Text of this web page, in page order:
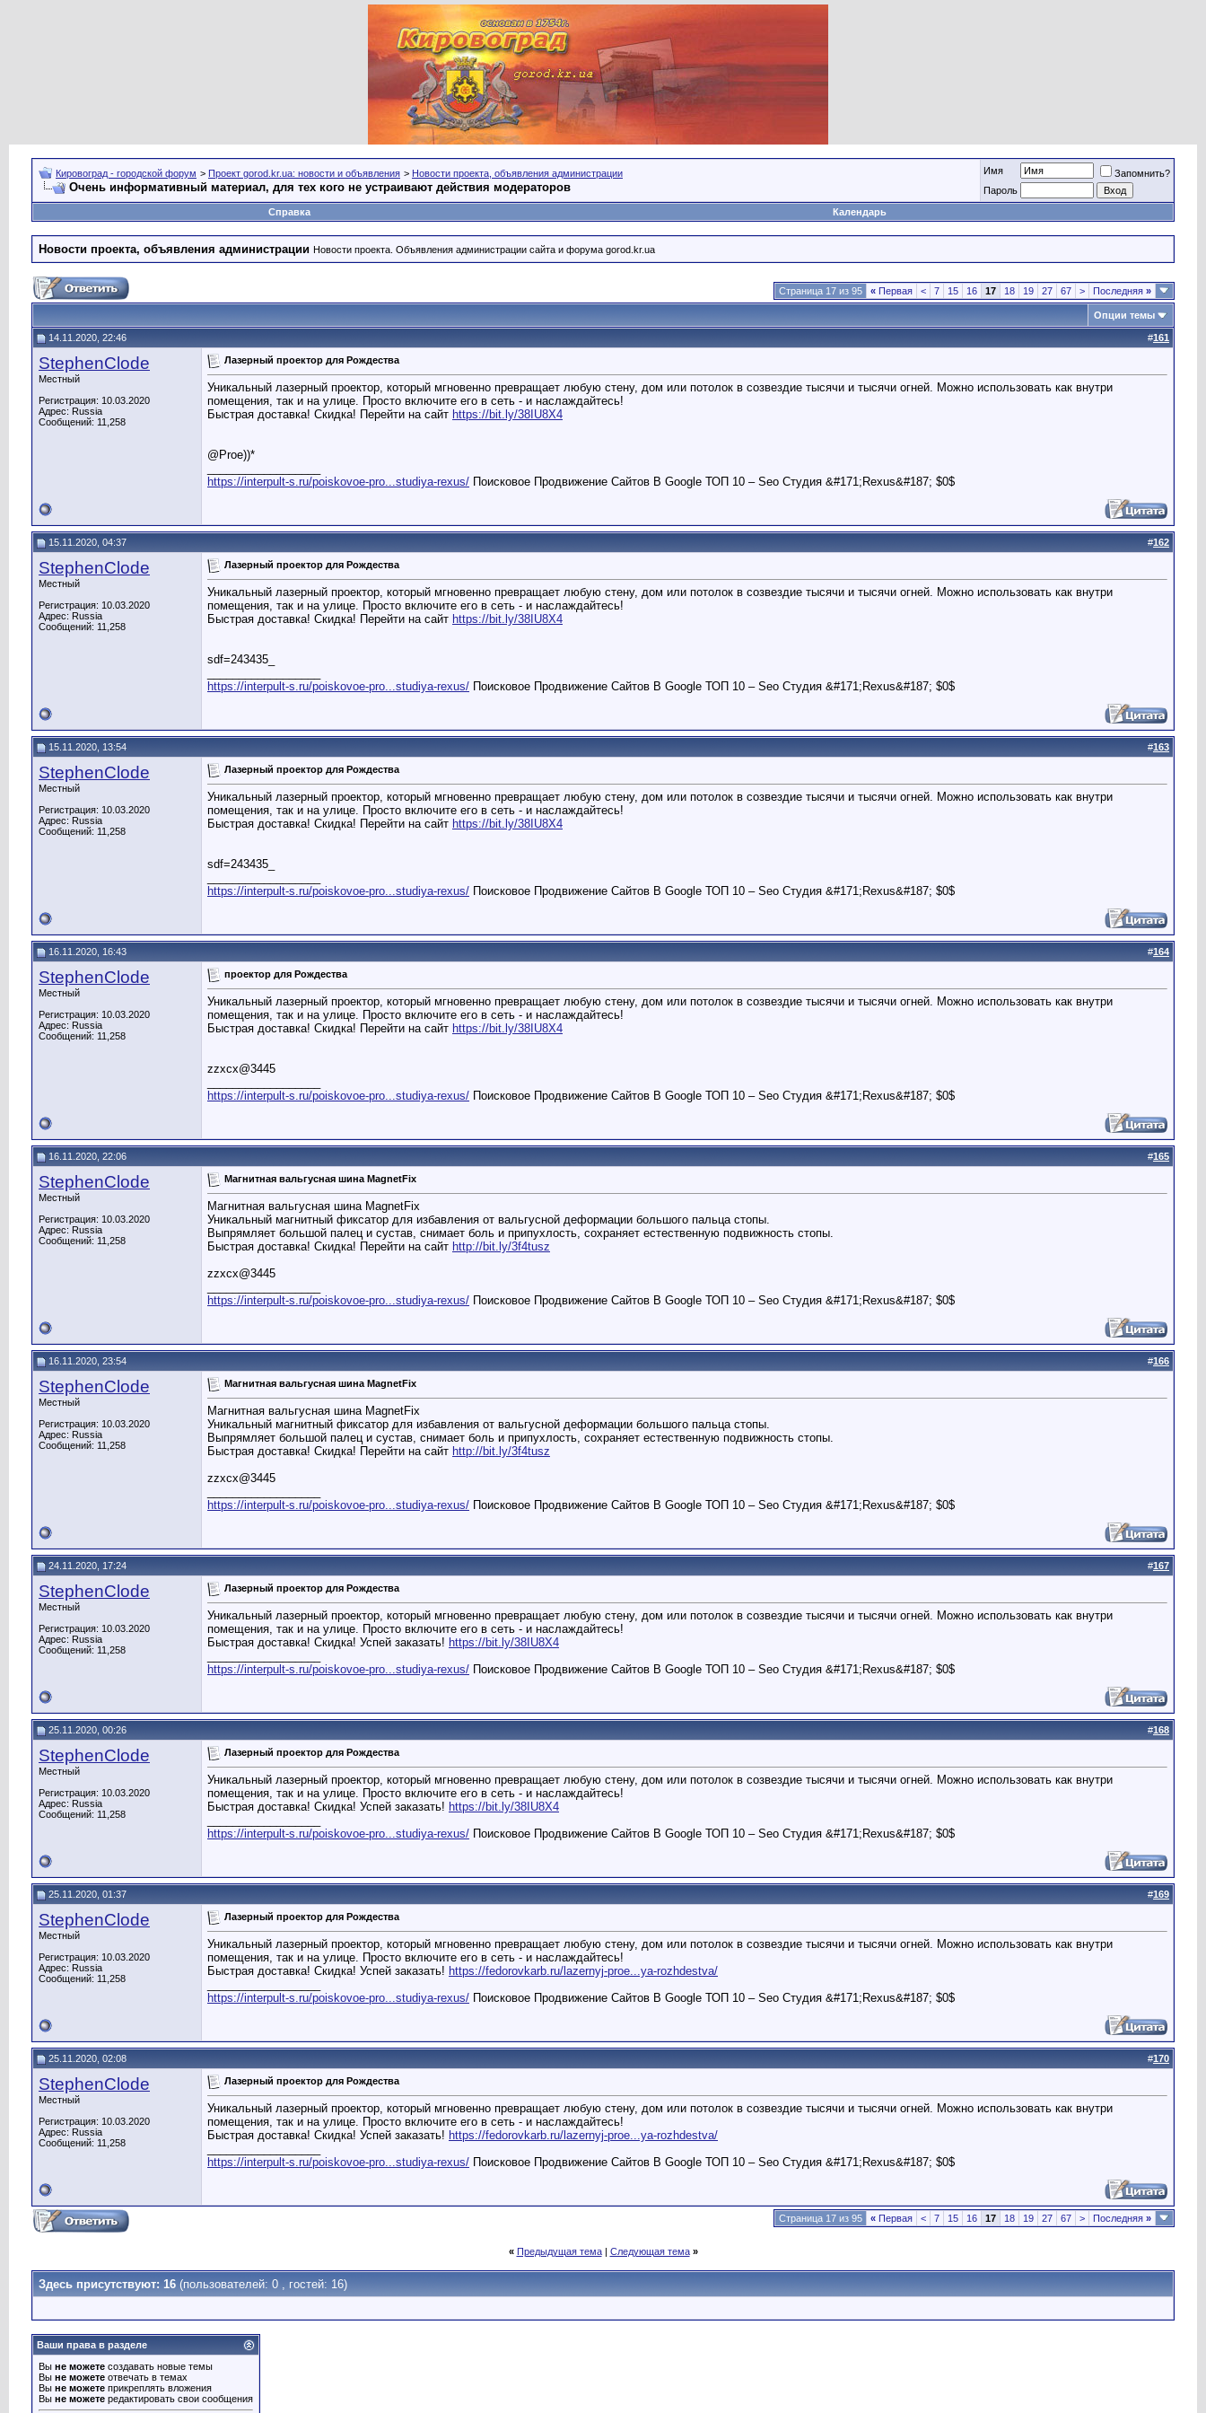
Кировоград - городской форум > Проект gorod.kr.ua: новости и объявления > Новости проекта, объявления администрации
Очень информативный материал, для тех кого не устраивают действия модераторов
Имя
Запомнить?
Пароль
Справка
Календарь
Новости проекта, объявления администрации Новости проекта. Объявления администрации сайта и форума gorod.kr.ua
Страница 17 из 95 « Первая < 7 15 16 17 18 19 27 67 > Последняя »
Опции темы
14.11.2020, 22:46 #161
StephenClode
Местный
Регистрация: 10.03.2020
Адрес: Russia
Сообщений: 11,258
Лазерный проектор для Рождества
Уникальный лазерный проектор, который мгновенно превращает любую стену, дом или потолок в созвездие тысячи и тысячи огней. Можно использовать как внутри
помещения, так и на улице. Просто включите его в сеть - и наслаждайтесь!
Быстрая доставка! Скидка! Перейти на сайт https://bit.ly/38IU8X4
@Proe))*
https://interpult-s.ru/poiskovoe-pro...studiya-rexus/ Поисковое Продвижение Сайтов В Google ТОП 10 – Seo Студия &#171;Rexus&#187; $0$
15.11.2020, 04:37 #162
StephenClode
Местный
Регистрация: 10.03.2020
Адрес: Russia
Сообщений: 11,258
Лазерный проектор для Рождества
Уникальный лазерный проектор, который мгновенно превращает любую стену, дом или потолок в созвездие тысячи и тысячи огней. Можно использовать как внутри
помещения, так и на улице. Просто включите его в сеть - и наслаждайтесь!
Быстрая доставка! Скидка! Перейти на сайт https://bit.ly/38IU8X4
sdf=243435_
https://interpult-s.ru/poiskovoe-pro...studiya-rexus/ Поисковое Продвижение Сайтов В Google ТОП 10 – Seo Студия &#171;Rexus&#187; $0$
15.11.2020, 13:54 #163
StephenClode
Местный
Регистрация: 10.03.2020
Адрес: Russia
Сообщений: 11,258
Лазерный проектор для Рождества
Уникальный лазерный проектор, который мгновенно превращает любую стену, дом или потолок в созвездие тысячи и тысячи огней. Можно использовать как внутри
помещения, так и на улице. Просто включите его в сеть - и наслаждайтесь!
Быстрая доставка! Скидка! Перейти на сайт https://bit.ly/38IU8X4
sdf=243435_
https://interpult-s.ru/poiskovoe-pro...studiya-rexus/ Поисковое Продвижение Сайтов В Google ТОП 10 – Seo Студия &#171;Rexus&#187; $0$
16.11.2020, 16:43 #164
StephenClode
Местный
Регистрация: 10.03.2020
Адрес: Russia
Сообщений: 11,258
проектор для Рождества
Уникальный лазерный проектор, который мгновенно превращает любую стену, дом или потолок в созвездие тысячи и тысячи огней. Можно использовать как внутри
помещения, так и на улице. Просто включите его в сеть - и наслаждайтесь!
Быстрая доставка! Скидка! Перейти на сайт https://bit.ly/38IU8X4
zzxcx@3445
https://interpult-s.ru/poiskovoe-pro...studiya-rexus/ Поисковое Продвижение Сайтов В Google ТОП 10 – Seo Студия &#171;Rexus&#187; $0$
16.11.2020, 22:06 #165
StephenClode
Местный
Регистрация: 10.03.2020
Адрес: Russia
Сообщений: 11,258
Магнитная вальгусная шина MagnetFix
Магнитная вальгусная шина MagnetFix
Уникальный магнитный фиксатор для избавления от вальгусной деформации большого пальца стопы.
Выпрямляет большой палец и сустав, снимает боль и припухлость, сохраняет естественную подвижность стопы.
Быстрая доставка! Скидка! Перейти на сайт http://bit.ly/3f4tusz
zzxcx@3445
https://interpult-s.ru/poiskovoe-pro...studiya-rexus/ Поисковое Продвижение Сайтов В Google ТОП 10 – Seo Студия &#171;Rexus&#187; $0$
16.11.2020, 23:54 #166
StephenClode
Местный
Регистрация: 10.03.2020
Адрес: Russia
Сообщений: 11,258
Магнитная вальгусная шина MagnetFix
Магнитная вальгусная шина MagnetFix
Уникальный магнитный фиксатор для избавления от вальгусной деформации большого пальца стопы.
Выпрямляет большой палец и сустав, снимает боль и припухлость, сохраняет естественную подвижность стопы.
Быстрая доставка! Скидка! Перейти на сайт http://bit.ly/3f4tusz
zzxcx@3445
https://interpult-s.ru/poiskovoe-pro...studiya-rexus/ Поисковое Продвижение Сайтов В Google ТОП 10 – Seo Студия &#171;Rexus&#187; $0$
24.11.2020, 17:24 #167
StephenClode
Местный
Регистрация: 10.03.2020
Адрес: Russia
Сообщений: 11,258
Лазерный проектор для Рождества
Уникальный лазерный проектор, который мгновенно превращает любую стену, дом или потолок в созвездие тысячи и тысячи огней. Можно использовать как внутри
помещения, так и на улице. Просто включите его в сеть - и наслаждайтесь!
Быстрая доставка! Скидка! Успей заказать! https://bit.ly/38IU8X4
https://interpult-s.ru/poiskovoe-pro...studiya-rexus/ Поисковое Продвижение Сайтов В Google ТОП 10 – Seo Студия &#171;Rexus&#187; $0$
25.11.2020, 00:26 #168
StephenClode
Местный
Регистрация: 10.03.2020
Адрес: Russia
Сообщений: 11,258
Лазерный проектор для Рождества
Уникальный лазерный проектор, который мгновенно превращает любую стену, дом или потолок в созвездие тысячи и тысячи огней. Можно использовать как внутри
помещения, так и на улице. Просто включите его в сеть - и наслаждайтесь!
Быстрая доставка! Скидка! Успей заказать! https://bit.ly/38IU8X4
https://interpult-s.ru/poiskovoe-pro...studiya-rexus/ Поисковое Продвижение Сайтов В Google ТОП 10 – Seo Студия &#171;Rexus&#187; $0$
25.11.2020, 01:37 #169
StephenClode
Местный
Регистрация: 10.03.2020
Адрес: Russia
Сообщений: 11,258
Лазерный проектор для Рождества
Уникальный лазерный проектор, который мгновенно превращает любую стену, дом или потолок в созвездие тысячи и тысячи огней. Можно использовать как внутри
помещения, так и на улице. Просто включите его в сеть - и наслаждайтесь!
Быстрая доставка! Скидка! Успей заказать! https://fedorovkarb.ru/lazernyj-proe...ya-rozhdestva/
https://interpult-s.ru/poiskovoe-pro...studiya-rexus/ Поисковое Продвижение Сайтов В Google ТОП 10 – Seo Студия &#171;Rexus&#187; $0$
25.11.2020, 02:08 #170
StephenClode
Местный
Регистрация: 10.03.2020
Адрес: Russia
Сообщений: 11,258
Лазерный проектор для Рождества
Уникальный лазерный проектор, который мгновенно превращает любую стену, дом или потолок в созвездие тысячи и тысячи огней. Можно использовать как внутри
помещения, так и на улице. Просто включите его в сеть - и наслаждайтесь!
Быстрая доставка! Скидка! Успей заказать! https://fedorovkarb.ru/lazernyj-proe...ya-rozhdestva/
https://interpult-s.ru/poiskovoe-pro...studiya-rexus/ Поисковое Продвижение Сайтов В Google ТОП 10 – Seo Студия &#171;Rexus&#187; $0$
Страница 17 из 95 « Первая < 7 15 16 17 18 19 27 67 > Последняя »
« Предыдущая тема| Следующая тема »
Здесь присутствуют: 16 (пользователей: 0 , гостей: 16)
Ваши права в разделе
Вы не можете создавать новые темы
Вы не можете отвечать в темах
Вы не можете прикреплять вложения
Вы не можете редактировать свои сообщения